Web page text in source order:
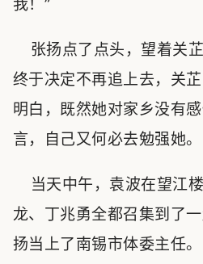
我！”
张扬点了点头，望着关芷
终于决定不再追上去，关
明白，既然她对家乡没有
言，自己又何必去勉强她。
当天中午，袁波在望江
龙、丁兆勇全都召集到了
扬当上了南锡市体委主任。